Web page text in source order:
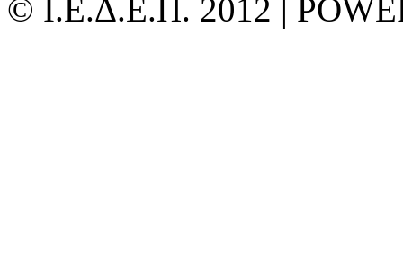
© Ι.Ε.Δ.Ε.Π. 2012 |